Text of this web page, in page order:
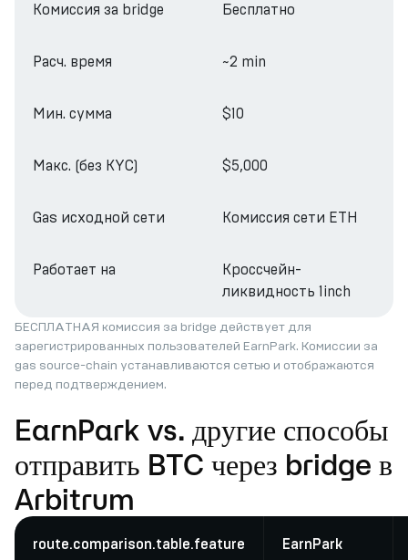
Комиссия за bridge Бесплатно
Расч. время ~2 min
Мин. сумма $10
Макс. (без KYC) $5,000
Gas исходной сети Комиссия сети ETH
Работает на
Кроссчейн-
ликвидность 1inch
БЕСПЛАТНАЯ комиссия за bridge действует для
зарегистрированных пользователей EarnPark. Комиссии за
gas source-chain устанавливаются сетью и отображаются
перед подтверждением.
EarnPark vs. другие способы
отправить BTC через bridge в
Arbitrum
route.comparison.table.feature EarnPark